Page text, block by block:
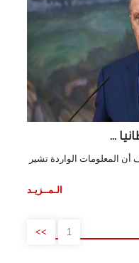
...
المعلومات الواردة تشير
الـمــزيـد
1
>>